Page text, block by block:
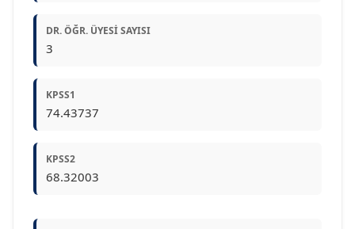
DR. ÖĞR. ÜYESI SAYISI
3
KPSS1
74.43737
KPSS2
68.32003